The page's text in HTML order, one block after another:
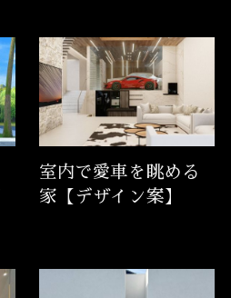
室内で愛車を眺める
家【デザイン案】